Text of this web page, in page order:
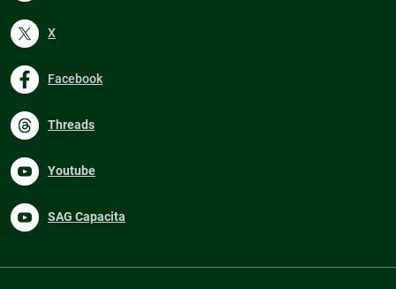
X
Facebook
Threads
Youtube
SAG Capacita